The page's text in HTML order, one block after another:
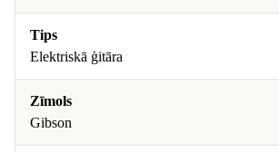
Tips
Elektriskā ģitāra
Zīmols
Gibson